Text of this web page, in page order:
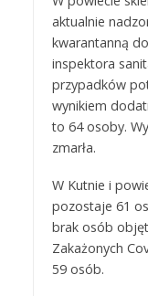
aktualnie
kwarantanną
inspektora
przypadków
wynikiem
to 64 osoby.
zmarła.
W Kutnie i
pozostaje 61
brak osób
Zakażonych
59 osób.